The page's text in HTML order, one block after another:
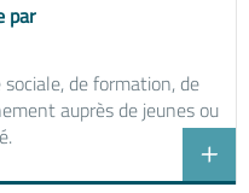
par
de formation, de
auprès de jeunes ou